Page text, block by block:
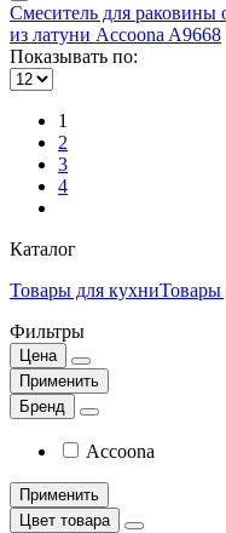
Смеситель для
из латуни Accoona A9668
Показывать по:
1
2
3
4
Каталог
Товары для кухниТовары
Фильтры
Цена
Применить
Бренд
Accoona
Применить
Цвет товара